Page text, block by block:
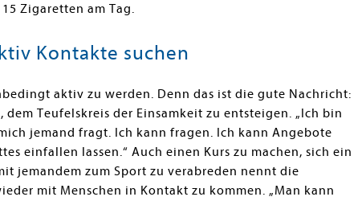
Zigaretten am Tag.
Kontakte suchen
aktiv zu werden. Denn das ist die gute Nachricht:
dem Teufelskreis der Einsamkeit zu entsteigen. „Ich bin
jemand fragt. Ich kann fragen. Ich kann Angebote
einfallen lassen.“ Auch einen Kurs zu machen, sich ein
jemandem zum Sport zu verabreden nennt die
mit Menschen in Kontakt zu kommen. „Man kann